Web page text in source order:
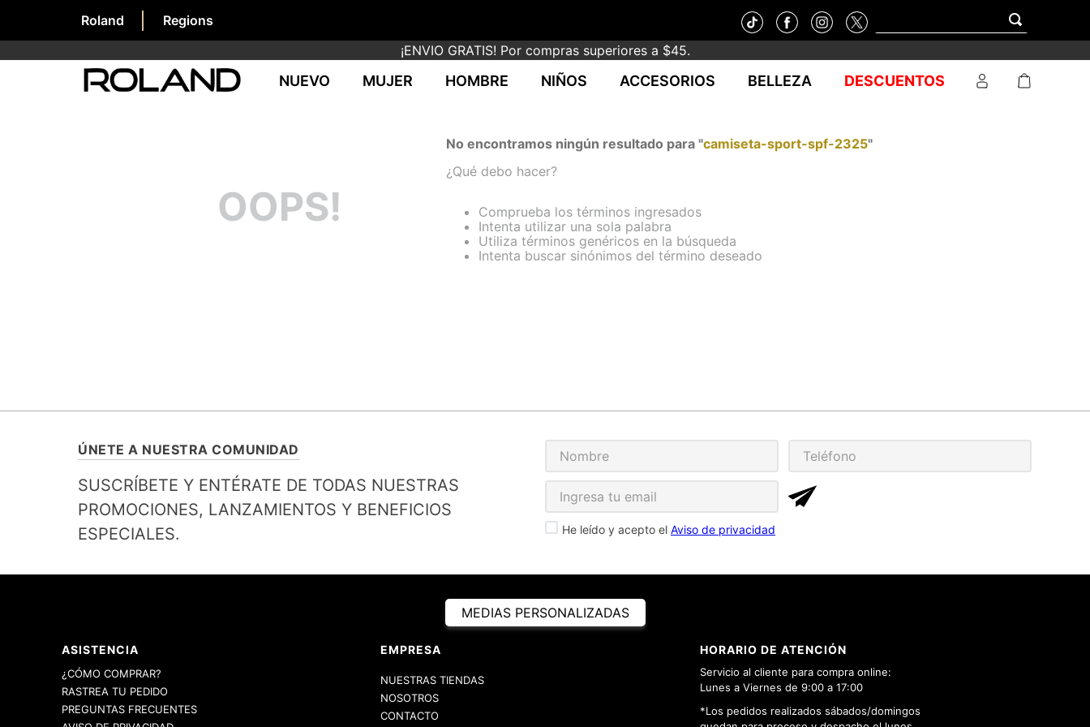
Roland
Regions
¡ENVIO GRATIS! Por compras superiores a $45.
NUEVO MUJER HOMBRE NIÑOS ACCESORIOS BELLEZA DESCUENTOS
OOPS!
No encontramos ningún resultado para "camiseta-sport-spf-2325"
¿Qué debo hacer?
Comprueba los términos ingresados
Intenta utilizar una sola palabra
Utiliza términos genéricos en la búsqueda
Intenta buscar sinónimos del término deseado
ÚNETE A NUESTRA COMUNIDAD
SUSCRÍBETE Y ENTÉRATE DE TODAS NUESTRAS
PROMOCIONES, LANZAMIENTOS Y BENEFICIOS
ESPECIALES.
He leído y acepto el Aviso de privacidad
MEDIAS PERSONALIZADAS
ASISTENCIA
¿CÓMO COMPRAR?
RASTREA TU PEDIDO
PREGUNTAS FRECUENTES
EMPRESA
NUESTRAS TIENDAS
NOSOTROS
CONTACTO
HORARIO DE ATENCIÓN
Servicio al cliente para compra online:
Lunes a Viernes de 9:00 a 17:00
*Los pedidos realizados sábados/domingos